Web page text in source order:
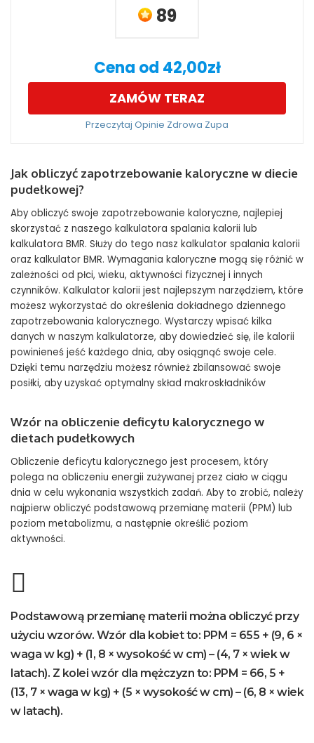
89
Cena od 42,00zł
ZAMÓW TERAZ
Przeczytaj Opinie Zdrowa Zupa
Jak obliczyć zapotrzebowanie kaloryczne w diecie
pudełkowej?
Aby obliczyć swoje zapotrzebowanie kaloryczne, najlepiej
skorzystać z naszego kalkulatora spalania kalorii lub
kalkulatora BMR. Służy do tego nasz kalkulator spalania kalorii
oraz kalkulator BMR. Wymagania kaloryczne mogą się różnić w
zależności od płci, wieku, aktywności fizycznej i innych
czynników. Kalkulator kalorii jest najlepszym narzędziem, które
możesz wykorzystać do określenia dokładnego dziennego
zapotrzebowania kalorycznego. Wystarczy wpisać kilka
danych w naszym kalkulatorze, aby dowiedzieć się, ile kalorii
powinieneś jeść każdego dnia, aby osiągnąć swoje cele.
Dzięki temu narzędziu możesz również zbilansować swoje
posiłki, aby uzyskać optymalny skład makroskładników
Wzór na obliczenie deficytu kalorycznego w
dietach pudełkowych
Obliczenie deficytu kalorycznego jest procesem, który
polega na obliczeniu energii zużywanej przez ciało w ciągu
dnia w celu wykonania wszystkich zadań. Aby to zrobić, należy
najpierw obliczyć podstawową przemianę materii (PPM) lub
poziom metabolizmu, a następnie określić poziom
aktywności.
Podstawową przemianę materii można obliczyć przy
użyciu wzorów. Wzór dla kobiet to: PPM = 655 + (9, 6 ×
waga w kg) + (1, 8 × wysokość w cm) – (4, 7 × wiek w
latach). Z kolei wzór dla mężczyzn to: PPM = 66, 5 +
(13, 7 × waga w kg) + (5 × wysokość w cm) – (6, 8 × wiek
w latach).